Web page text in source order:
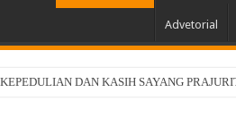
Advetorial
Group, Nokia, dan NVIDIA